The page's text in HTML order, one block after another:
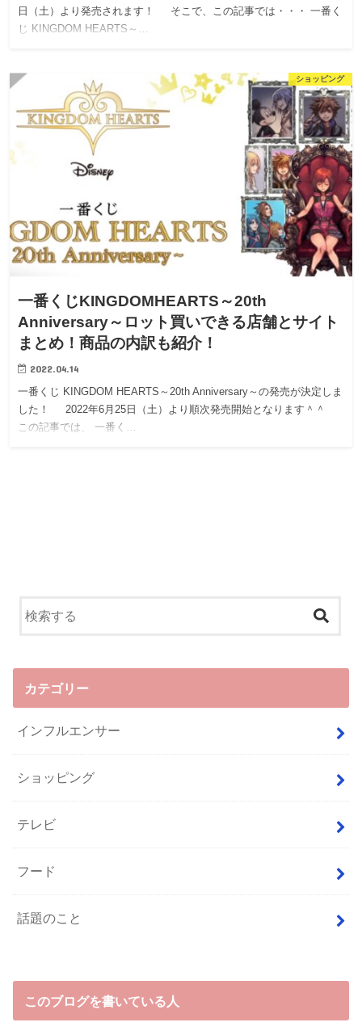
日（土）より発売されます！ そこで、この記事では・・・ 一番く
じ KINGDOM HEARTS～…
ショッピング
一番くじKINGDOMHEARTS～20th
Anniversary～ロット買いできる店舗とサイト
まとめ！商品の内訳も紹介！
2022.04.14
一番くじ KINGDOM HEARTS～20th Anniversary～の発売が決定しま
した！ 2022年6月25日（土）より順次発売開始となります＾＾
この記事では、 一番く…
カテゴリー
インフルエンサー
ショッピング
テレビ
フード
話題のこと
このブログを書いている人